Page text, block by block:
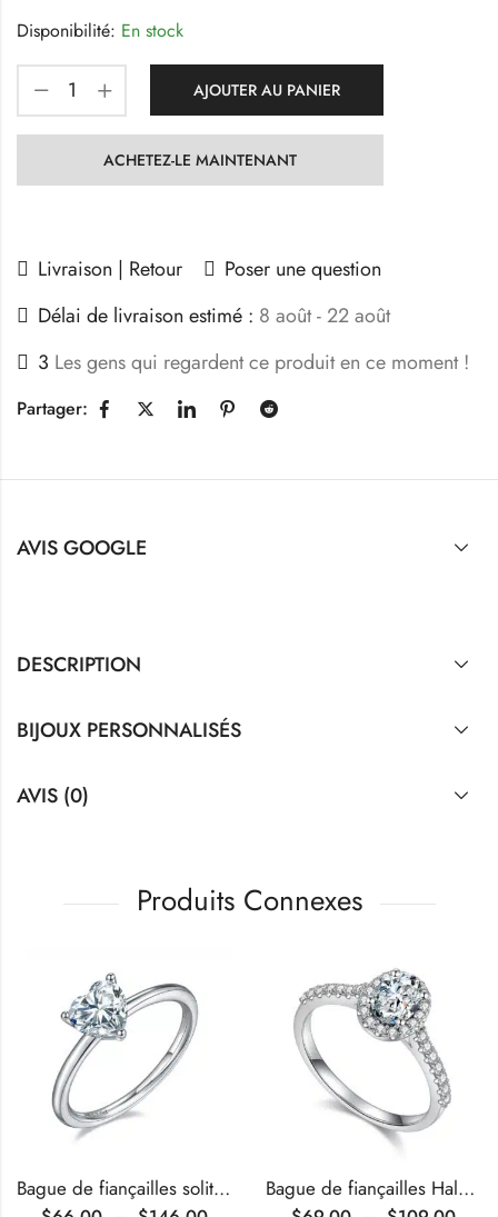
Disponibilité: En stock
AJOUTER AU PANIER
ACHETEZ-LE MAINTENANT
Livraison | Retour
Poser une question
Délai de livraison estimé : 8 août - 22 août
3 Les gens qui regardent ce produit en ce moment !
Partager:
AVIS GOOGLE
DESCRIPTION
BIJOUX PERSONNALISÉS
AVIS (0)
Produits Connexes
Bague de fiançailles solitaire en moissanite taille cœur Bague de fiançailles Halo en moissanite taille ovale